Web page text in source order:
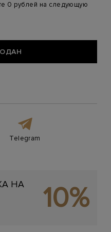
0 рублей на следующую
Telegram
НА
10%